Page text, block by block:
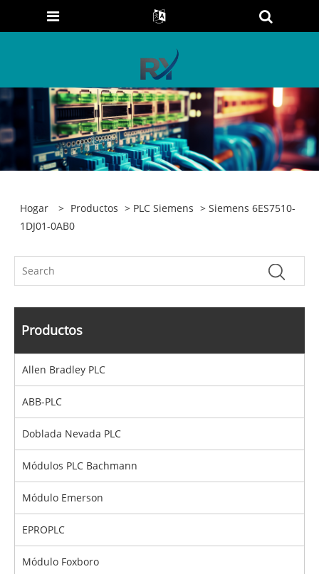
Hogar > Productos > PLC Siemens > Siemens 6ES7510-
1DJ01-0AB0
Productos
Allen Bradley PLC
ABB-PLC
Doblada Nevada PLC
Módulos PLC Bachmann
Módulo Emerson
EPROPLC
Módulo Foxboro